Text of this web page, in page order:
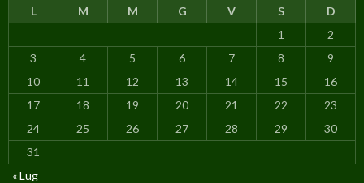
L M M G V S
D
1
2
3
4 5 6 7 8
9
10
11 12 13 14 15
16
17
18 19 20 21 22
23
24
25 26 27 28 29
30
31
« Lug